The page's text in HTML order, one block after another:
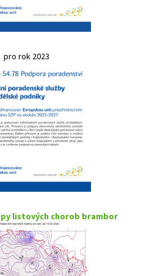
pro rok 2023
listových chorob brambor